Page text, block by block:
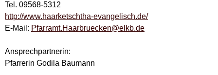
Tel. 09568-5312
http://www.haarketschtha-evangelisch.de/
E-Mail: Pfarramt.Haarbruecken@elkb.de
Ansprechpartnerin:
Pfarrerin Godila Baumann